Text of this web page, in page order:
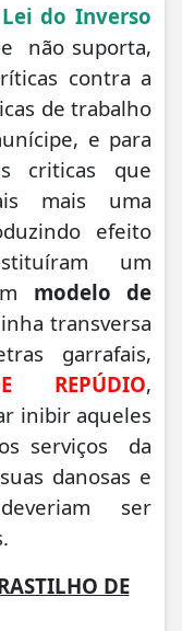
Lei do Inverso
não suporta,
contra a
de trabalho
e para
criticas que
mais uma
efeito
um
modelo de
transversa
garrafais,
REPÚDIO,
inibir aqueles
serviços da
danosas e
ser
DE